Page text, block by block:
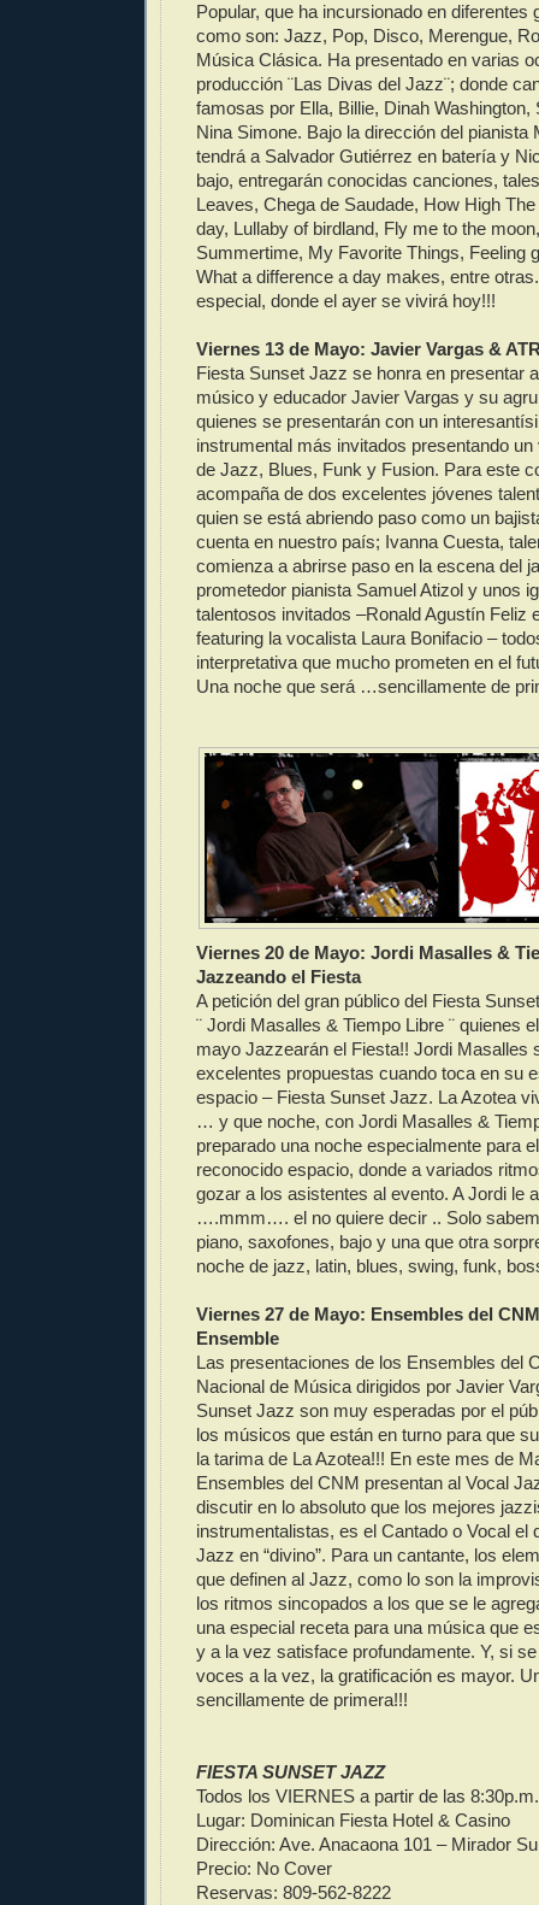
Popular, que ha incursionado en diferentes
como son: Jazz, Pop, Disco, Merengue,
Música Clásica. Ha presentado en varias
producción ¨Las Divas del Jazz¨; donde
famosas por Ella, Billie, Dinah Washington,
Nina Simone. Bajo la dirección del pianista
tendrá a Salvador Gutiérrez en batería y
bajo, entregarán conocidas canciones,
Leaves, Chega de Saudade, How High
day, Lullaby of birdland, Fly me to the
Summertime, My Favorite Things, Feeling
What a difference a day makes, entre
especial, donde el ayer se vivirá hoy!!!
Viernes 13 de Mayo: Javier Vargas &
Fiesta Sunset Jazz se honra en presentar
músico y educador Javier Vargas y su
quienes se presentarán con un
instrumental más invitados presentando un
de Jazz, Blues, Funk y Fusion. Para este
acompaña de dos excelentes jóvenes
quien se está abriendo paso como un
cuenta en nuestro país; Ivanna Cuesta,
comienza a abrirse paso en la escena del
prometedor pianista Samuel Atizol y unos
talentosos invitados –Ronald Agustín Feliz
featuring la vocalista Laura Bonifacio –
interpretativa que mucho prometen en el
Una noche que será …sencillamente de
Viernes 20 de Mayo: Jordi Masalles &
Jazzeando el Fiesta
A petición del gran público del Fiesta
¨ Jordi Masalles & Tiempo Libre ¨ quienes
mayo Jazzearán el Fiesta!! Jordi Masalles
excelentes propuestas cuando toca en su
espacio – Fiesta Sunset Jazz. La Azotea
… y que noche, con Jordi Masalles &
preparado una noche especialmente para
reconocido espacio, donde a variados
gozar a los asistentes al evento. A Jordi le
….mmm…. el no quiere decir .. Solo
piano, saxofones, bajo y una que otra
noche de jazz, latin, blues, swing, funk,
Viernes 27 de Mayo: Ensembles del
Ensemble
Las presentaciones de los Ensembles del
Nacional de Música dirigidos por Javier
Sunset Jazz son muy esperadas por el
los músicos que están en turno para que
la tarima de La Azotea!!! En este mes de
Ensembles del CNM presentan al Vocal
discutir en lo absoluto que los mejores
instrumentalistas, es el Cantado o Vocal el
Jazz en “divino”. Para un cantante, los
que definen al Jazz, como lo son la
los ritmos sincopados a los que se le
una especial receta para una música que
y a la vez satisface profundamente. Y, si
voces a la vez, la gratificación es mayor.
sencillamente de primera!!!
FIESTA SUNSET JAZZ
Todos los VIERNES a partir de las 8:30p.m.
Lugar: Dominican Fiesta Hotel & Casino
Dirección: Ave. Anacaona 101 – Mirador
Precio: No Cover
Reservas: 809-562-8222